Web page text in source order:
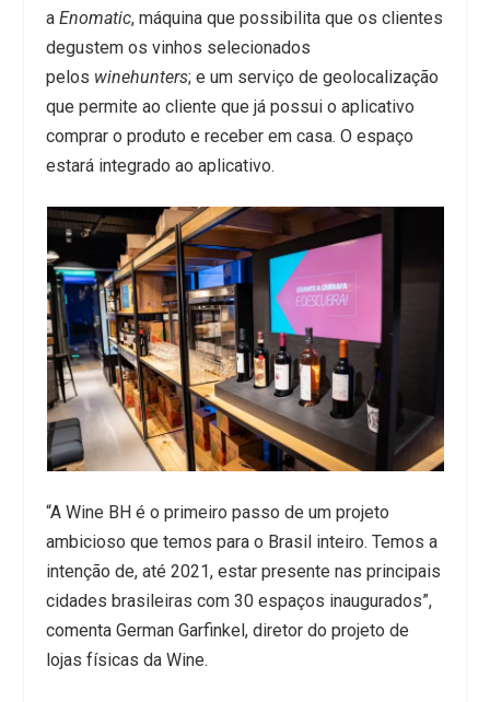
aEnomatic, máquina que possibilita que os clientes
degustem os vinhos selecionados
pelos winehunters; e um serviço de geolocalização
que permite ao cliente que já possui o aplicativo
comprar o produto e receber em casa. O espaço
estará integrado ao aplicativo.
“A Wine BH é o primeiro passo de um projeto
ambicioso que temos para o Brasil inteiro. Temos a
intenção de, até 2021, estar presente nas principais
cidades brasileiras com 30 espaços inaugurados”,
comenta German Garfinkel, diretor do projeto de
lojas físicas da Wine.